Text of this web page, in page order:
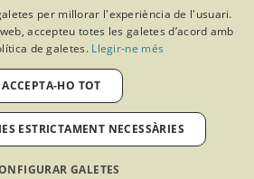
i Infermers de Barcelona
de cookies
Avís legal
Política de qualitat
amb Softeng Portal Builder
per millorar l'experiència de l'usuari.
accepteu totes les galetes d’acord amb
de galetes. Llegir-ne més
ACCEPTA-HO TOT
ESTRICTAMENT NECESSÀRIES
GALETES